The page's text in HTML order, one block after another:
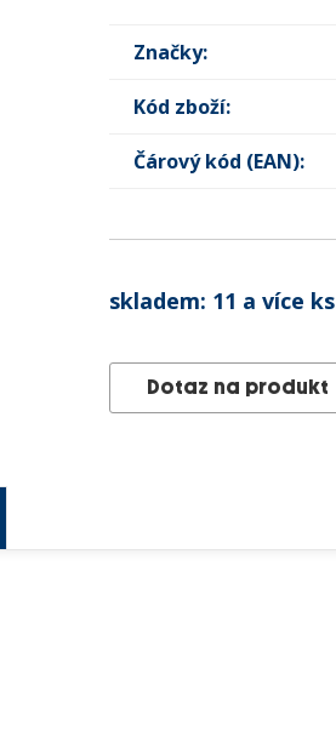
Značky:
Kód zboží:
Čárový kód (EAN):
skladem: 11 a více ks
Dotaz na produkt